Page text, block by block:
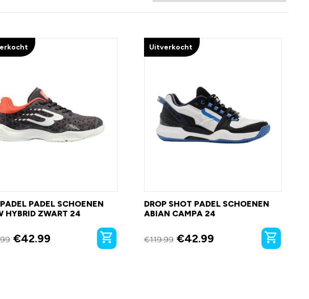
PADEL SCHOENEN
HYBRID ZWART 24
€42.99
Uitverkocht
DROP SHOT PADEL SCHOENEN
ABIAN CAMPA 24
€119.99 €42.99